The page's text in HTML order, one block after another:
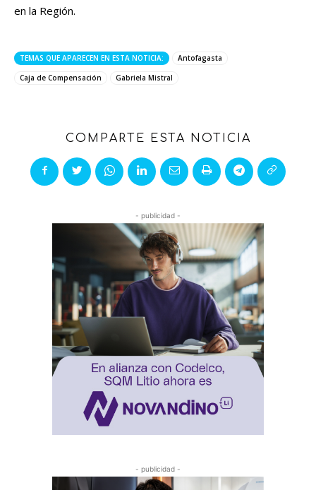
en la Región.
TEMAS QUE APARECEN EN ESTA NOTICIA:
Antofagasta
Caja de Compensación
Gabriela Mistral
COMPARTE ESTA NOTICIA
- publicidad -
- publicidad -